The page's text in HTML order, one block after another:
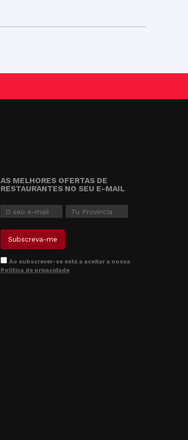
AS MELHORES OFERTAS DE
RESTAURANTES NO SEU E-MAIL
Ao subscrever-se está a aceitar a nossa
Política de privacidade